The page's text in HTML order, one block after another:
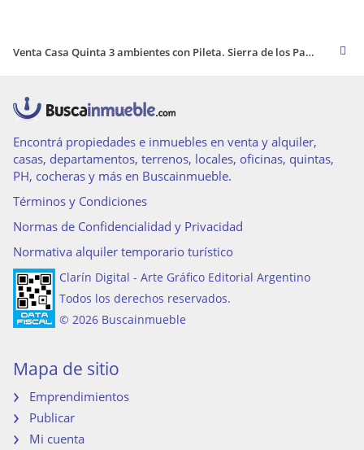
Venta Casa Quinta 3 ambientes con Pileta. Sierra de los Padres
Encontrá propiedades e inmuebles en venta y alquiler,
casas, departamentos, terrenos, locales, oficinas, quintas,
PH, cocheras y más en Buscainmueble.
Términos y Condiciones
Normas de Confidencialidad y Privacidad
Normativa alquiler temporario turístico
Clarín Digital - Arte Gráfico Editorial Argentino
Todos los derechos reservados.
© 2026 Buscainmueble
Mapa de sitio
Emprendimientos
Publicar
Mi cuenta